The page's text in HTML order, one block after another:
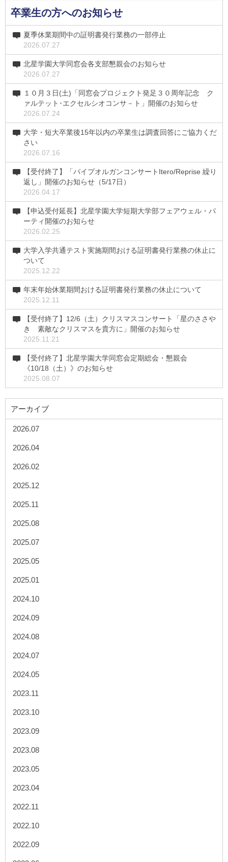
卒業生の方へのお知らせ
夏季休業期間中の証明書発行業務の一部停止
2026.07.27
北星学園大学同窓会各支部懇親会のお知らせ
2026.07.27
１０月３日(土)「同窓会プロジェクト発足３０周年記念 ク
ァルテット･エクセルシオコンサ－ト」開催のお知らせ
2026.07.24
大学・短大卒業後15年以内の卒業生は調査回答にご協力くだ
さい
2026.07.16
【受付終了】「パイプオルガンコンサートItero/Reprise 繰り
返し」開催のお知らせ（5/17日）
2026.04.17
【申込受付延長】北星学園大学短期大学部フェアウェル・パ
ーティ開催のお知らせ
2026.02.25
大学入学共通テスト実施期間おける証明書発行業務の休止に
ついて
2025.12.22
年末年始休業期間おける証明書発行業務の休止について
2025.12.11
【受付終了】12/6（土）クリスマスコンサート「星のささや
き 素敵なクリスマスを貴方に」開催のお知らせ
2025.11.21
【受付終了】北星学園大学同窓会定期総会・懇親会
《10/18（土）》のお知らせ
2025.08.07
アーカイブ
2026.07
2026.04
2026.02
2025.12
2025.11
2025.08
2025.07
2025.05
2025.01
2024.10
2024.09
2024.08
2024.07
2024.05
2023.11
2023.10
2023.09
2023.08
2023.05
2023.04
2022.11
2022.10
2022.09